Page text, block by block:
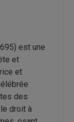
est une
et
et
des
droit à